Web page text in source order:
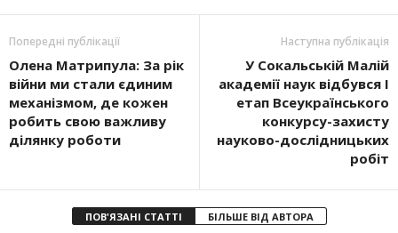
Попередні публікації
Олена Матрипула: За рік
війни ми стали єдиним
механізмом, де кожен
робить свою важливу
ділянку роботи
Наступна публікація
У Сокальській Малій
академії наук від­бувся І
етап Всеукраїнського
конкурсу-за­хисту
науково-дослідницьких
робіт
ПОВ'ЯЗАНІ СТАТТІ БІЛЬШЕ ВІД АВТОРА